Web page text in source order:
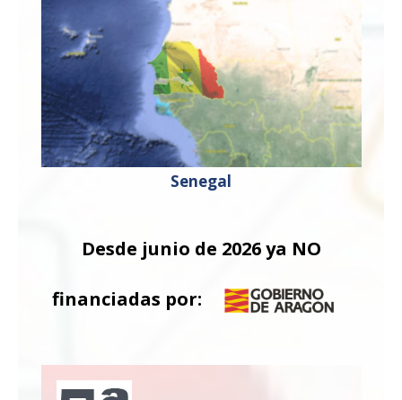
Senegal
Desde junio de 2026 ya NO
financiadas por: